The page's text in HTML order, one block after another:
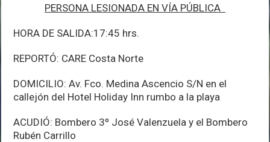
PERSONA LESIONADA EN VÍA PÚBLICA
HORA DE SALIDA:17:45 hrs.
REPORTÓ: CARE Costa Norte
DOMICILIO: Av. Fco. Medina Ascencio S/N en el
callejón del Hotel Holiday Inn rumbo a la playa
ACUDIÓ: Bombero 3º José Valenzuela y el Bombero
Rubén Carrillo